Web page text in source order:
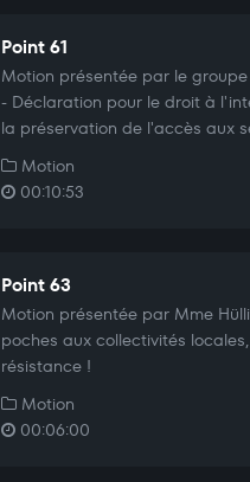
Point 61
Motion présentée par le
- Déclaration pour le droit à
la préservation de l'accès aux
Motion
00:10:53
Point 63
Motion présentée par Mme
poches aux collectivités
résistance !
Motion
00:06:00